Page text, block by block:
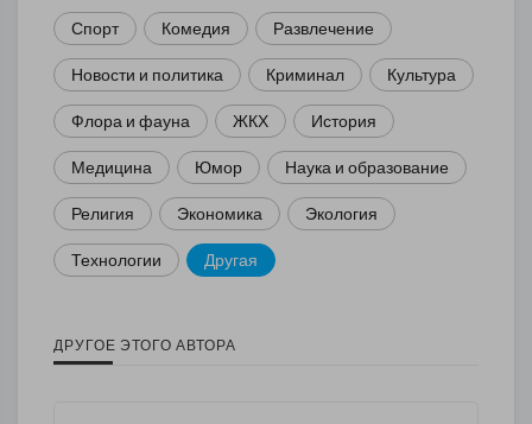
Спорт Комедия Развлечение
Новости и политика Криминал Культура
Флора и фауна ЖКХ История
Медицина Юмор Наука и образование
Религия Экономика Экология
Технологии Другая
ДРУГОЕ ЭТОГО АВТОРА